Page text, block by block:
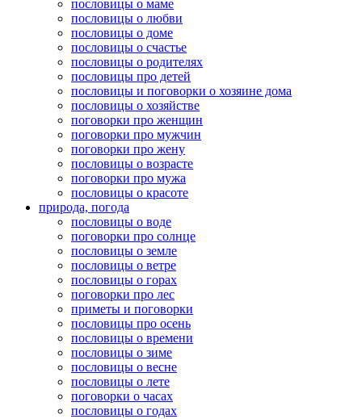
пословицы о маме
пословицы о любви
пословицы о доме
пословицы о счастье
пословицы о родителях
пословицы про детей
пословицы и поговорки о хозяине дома
пословицы о хозяйстве
поговорки про женщин
поговорки про мужчин
поговорки про жену
пословицы о возрасте
поговорки про мужа
пословицы о красоте
природа, погода
пословицы о воде
поговорки про солнце
пословицы о земле
пословицы о ветре
пословицы о горах
поговорки про лес
приметы и поговорки
пословицы про осень
пословицы о времени
пословицы о зиме
пословицы о весне
пословицы о лете
поговорки о часах
пословицы о годах